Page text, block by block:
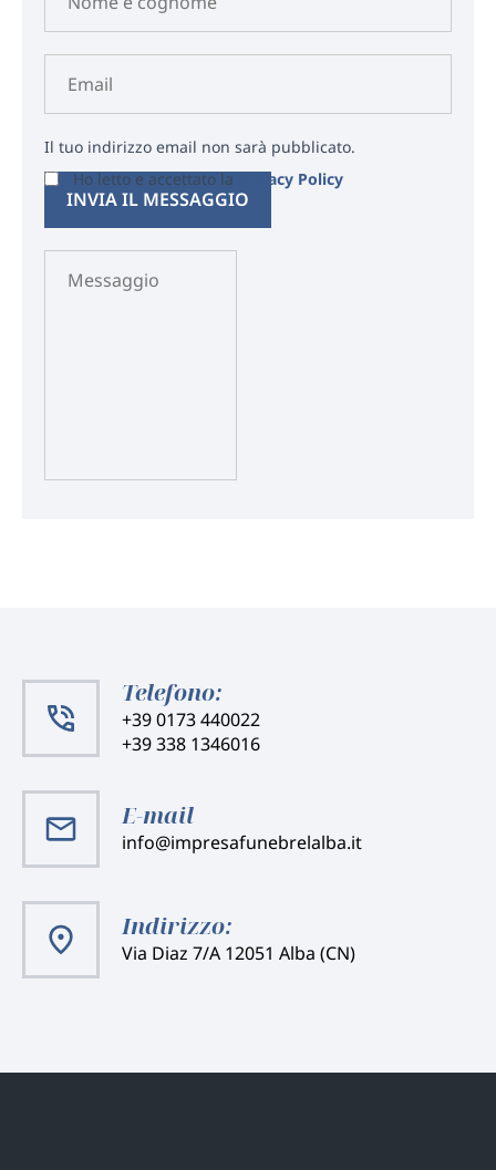
Il tuo indirizzo email non sarà pubblicato.
Ho letto e accettato laPrivacy Policy
Telefono:
+39 0173 440022
+39 338 1346016
E-mail
info@impresafunebrelalba.it
Indirizzo:
Via Diaz 7/A 12051 Alba (CN)